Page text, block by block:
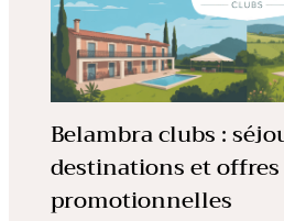
Belambra clubs :
destinations et offres
promotionnelles